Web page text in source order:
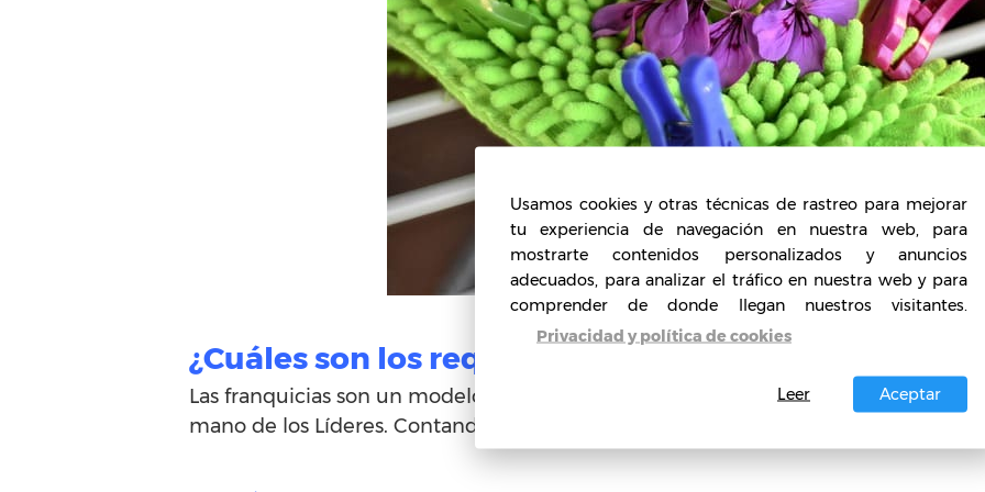
¿Cuáles son los requisitos de la franquicia Tin2Go?
Las franquicias son un modelo de negocio que permite a los inversionistas,
mano de los Líderes. Contando con dos opciones de franquicia, cada una de
Usamos cookies y otras técnicas de rastreo para mejorar
tu experiencia de navegación en nuestra web, para
mostrarte contenidos personalizados y anuncios
adecuados, para analizar el tráfico en nuestra web y para
comprender de donde llegan nuestros visitantes.
Privacidad y política de cookies
Aceptar
Leer